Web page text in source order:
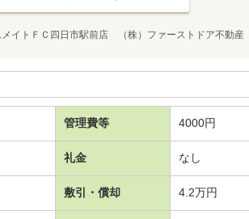
メイトＦＣ四日市駅前店 （株）ファーストドア不動産
管理費等 4000円
礼金 なし
敷引・償却 4.2万円